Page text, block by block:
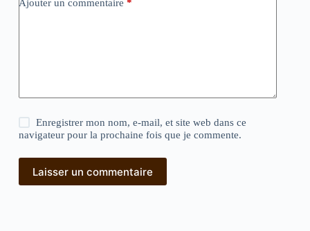
Ajouter un commentaire *
Enregistrer mon nom, e-mail, et site web dans ce
navigateur pour la prochaine fois que je commente.
Laisser un commentaire